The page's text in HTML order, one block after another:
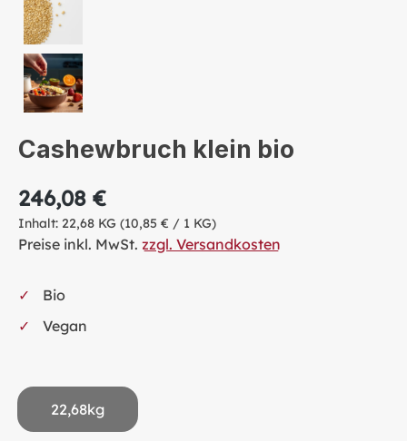
Cashewbruch klein bio
246,08 €
Inhalt: 22,68 KG (10,85 € / 1 KG)
Preise inkl. MwSt. zzgl. Versandkosten
Bio
Vegan
22,68kg